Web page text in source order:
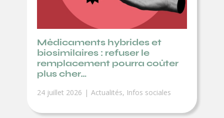
Médicaments hybrides et
biosimilaires : refuser le
remplacement pourra coûter
plus cher…
24 juillet 2026 Actualités, Infos sociales